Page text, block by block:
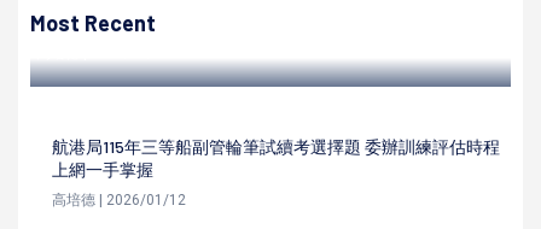
Most Recent
恩紀念日活動
航港局115年三等船副管輪筆試續考選擇題 委辦訓練評估時程
上網一手掌握
高培德 | 2026/01/12